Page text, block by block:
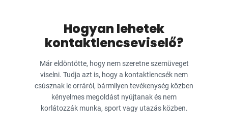
Hogyan lehetek
kontaktlencseviselő?
Már eldöntötte, hogy nem szeretne szemüveget
viselni. Tudja azt is, hogy a kontaktlencsék nem
csúsznak le orráról, bármilyen tevékenység közben
kényelmes megoldást nyújtanak és nem
korlátozzák munka, sport vagy utazás közben.